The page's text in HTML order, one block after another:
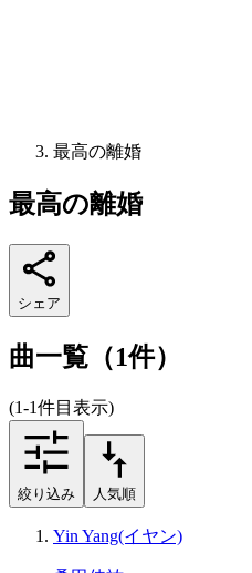
最高の離婚
最高の離婚
シェア
曲一覧（1件）
(1-1件目表示)
絞り込み 人気順
Yin Yang(イヤン)